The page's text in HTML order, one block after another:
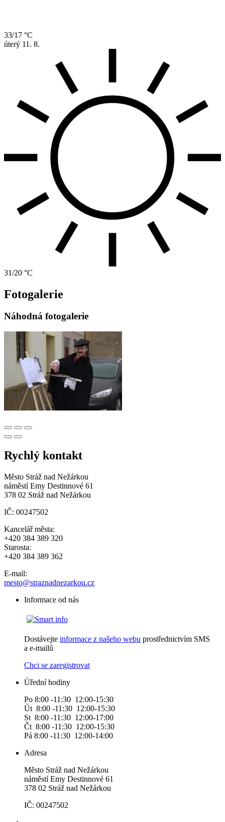
33/17 °C
úterý 11. 8.
31/20 °C
Fotogalerie
Náhodná fotogalerie
Rychlý kontakt
Město Stráž nad Nežárkou
náměstí Emy Destinnové 61
378 02 Stráž nad Nežárkou
IČ: 00247502
Kancelář města:
+420 384 389 320
Starosta:
+420 384 389 362
E-mail:
mesto@straznadnezarkou.cz
Informace od nás
Dostávejte informace z našeho webu prostřednictvím SMS
a e-mailů
Chci se zaregistrovat
Úřední hodiny
Po 8:00 -11:30 12:00-15:30
Út 8:00 -11:30 12:00-15:30
St 8:00 -11:30 12:00-17:00
Čt 8:00 -11:30 12:00-15:30
Pá 8:00 -11:30 12:00-14:00
Adresa
Město Stráž nad Nežárkou
náměstí Emy Destinnové 61
378 02 Stráž nad Nežárkou
IČ: 00247502